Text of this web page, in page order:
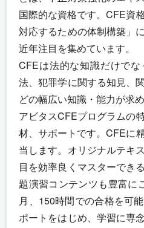
国際的な資格です。CFE資
対応するための体制構築」
近年注目を集めています。
CFEは法的な知識だけで
法、犯罪学に関する知見、
どの幅広い知識・能力が求
アビタスCFEプログラムの
材、サポートです。CFEに
当します。オリジナルテキ
目を効率良くマスターでき
題演習コンテンツも豊富に
月、150時間での合格を可
ポートをはじめ、学習に専